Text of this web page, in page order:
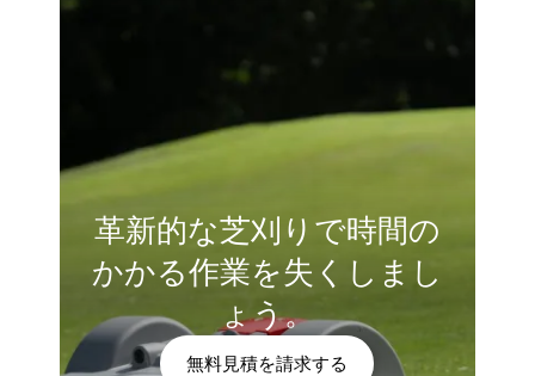
革新的な芝刈りで時間の
かかる作業を失くしまし
ょう。
無料見積を請求する